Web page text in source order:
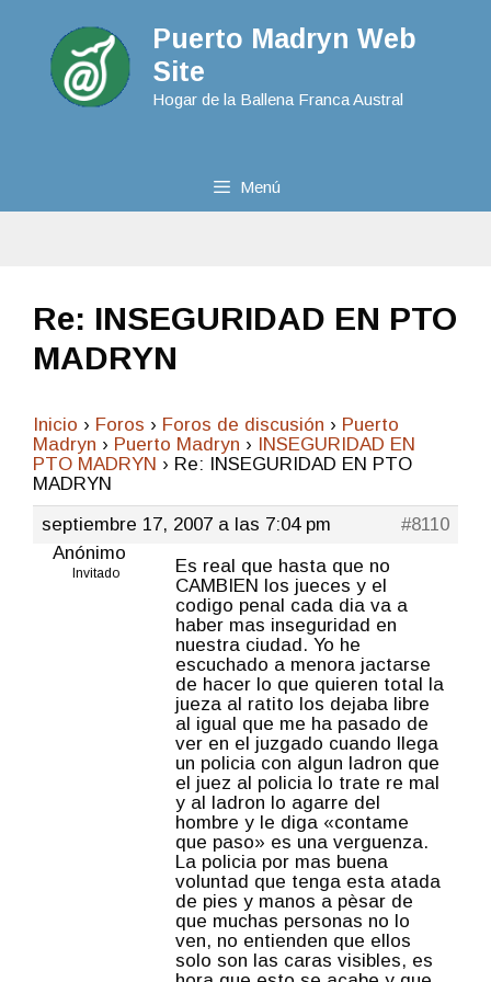
Puerto Madryn Web
Site
Hogar de la Ballena Franca Austral
Menú
Re: INSEGURIDAD EN PTO
MADRYN
Inicio › Foros › Foros de discusión › Puerto
Madryn › Puerto Madryn › INSEGURIDAD EN
PTO MADRYN › Re: INSEGURIDAD EN PTO
MADRYN
septiembre 17, 2007 a las 7:04 pm
#8110
Anónimo
Invitado
Es real que hasta que no
CAMBIEN los jueces y el
codigo penal cada dia va a
haber mas inseguridad en
nuestra ciudad. Yo he
escuchado a menora jactarse
de hacer lo que quieren total la
jueza al ratito los dejaba libre
al igual que me ha pasado de
ver en el juzgado cuando llega
un policia con algun ladron que
el juez al policia lo trate re mal
y al ladron lo agarre del
hombre y le diga «contame
que paso» es una verguenza.
La policia por mas buena
voluntad que tenga esta atada
de pies y manos a pèsar de
que muchas personas no lo
ven, no entienden que ellos
solo son las caras visibles, es